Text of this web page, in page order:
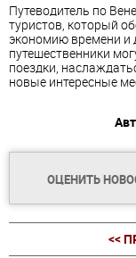
Путеводитель по
туристов, который
экономию времени и
путешественники
поездки,
новые интересные
ОЦЕНИТЬ
<<